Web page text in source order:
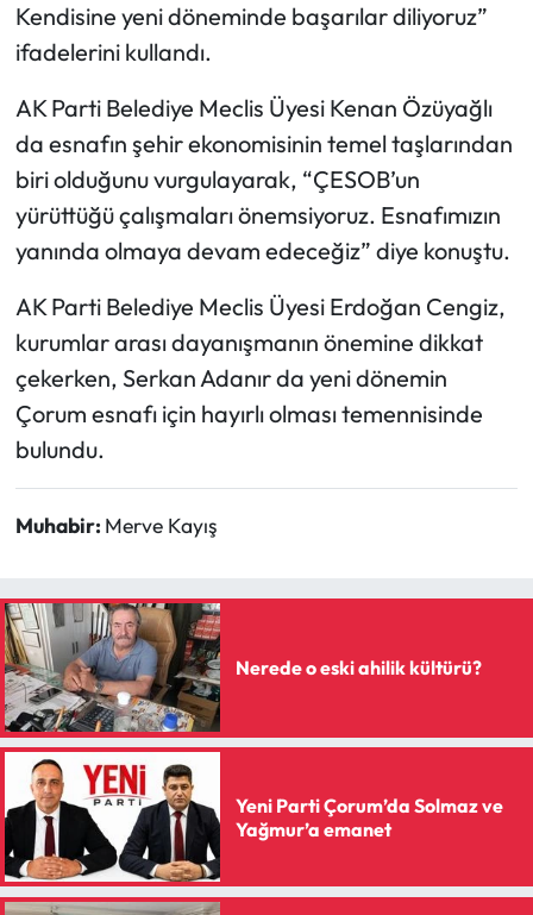
Kendisine yeni döneminde başarılar diliyoruz”
ifadelerini kullandı.
AK Parti Belediye Meclis Üyesi Kenan Özüyağlı
da esnafın şehir ekonomisinin temel taşlarından
biri olduğunu vurgulayarak, “ÇESOB’un
yürüttüğü çalışmaları önemsiyoruz. Esnafımızın
yanında olmaya devam edeceğiz” diye konuştu.
AK Parti Belediye Meclis Üyesi Erdoğan Cengiz,
kurumlar arası dayanışmanın önemine dikkat
çekerken, Serkan Adanır da yeni dönemin
Çorum esnafı için hayırlı olması temennisinde
bulundu.
Muhabir: Merve Kayış
Nerede o eski ahilik kültürü?
Yeni Parti Çorum’da Solmaz ve
Yağmur’a emanet
Turizm
Uğurludağ Haberleri
Yaşam
Yayla Haber
Yerel Haberler